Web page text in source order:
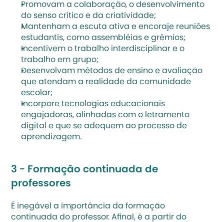
Promovam a colaboração, o desenvolvimento
do senso crítico e da criatividade;
Mantenham a escuta ativa e encoraje reuniões
estudantis, como assembléias e grêmios;
Incentivem o trabalho interdisciplinar e o
trabalho em grupo;
Desenvolvam métodos de ensino e avaliação
que atendam a realidade da comunidade
escolar;
engajadoras, alinhadas com o letramento
digital e que se adequem ao processo de
aprendizagem.
3 - Formação continuada de
professores
É inegável a importância da formação
continuada do professor. Afinal, é a partir do